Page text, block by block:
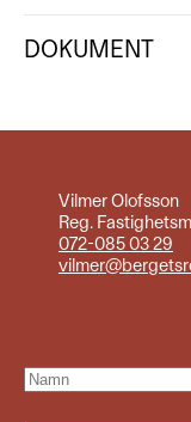
DOKUMENT
Vilmer Olofsson
Reg.
072-085 03 29